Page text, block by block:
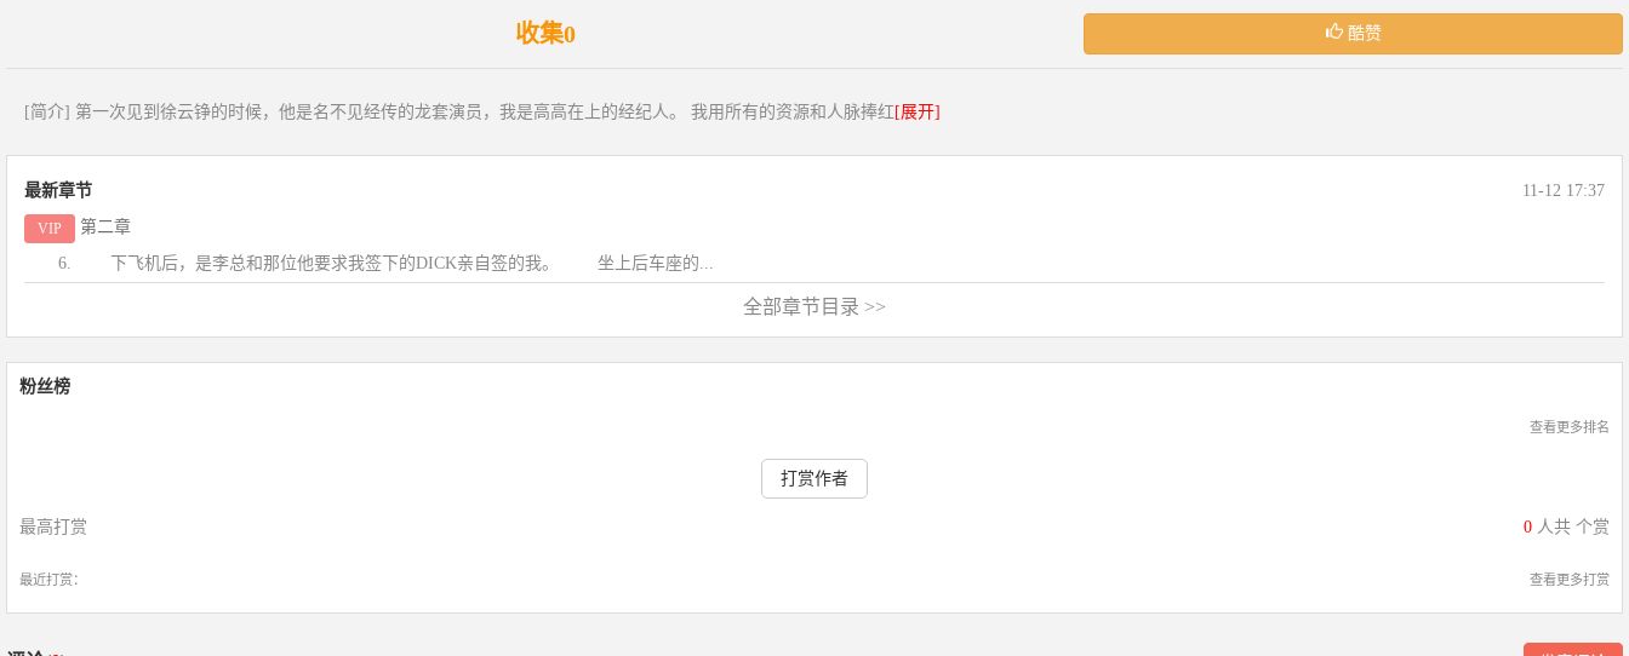
收集0 酷赞
[简介] 第一次见到徐云铮的时候，他是名不见经传的龙套演员，我是高高在上的经纪人。 我用所有的资源和人脉捧红 [展开]
最新章节 11-12 17:37
VIP
第二章
6. 下飞机后，是李总和那位他要求我签下的DICK亲自签的我。 坐上后车座的...
全部章节目录 >>
粉丝榜
查看更多排名
打赏作者
最高打赏 0人共 个赏
最近打赏： 查看更多打赏